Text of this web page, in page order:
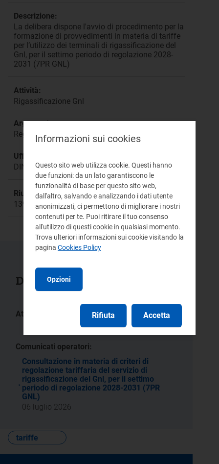
Descrizione:
La delibera dispone l'avvio di procedimento per la
formazione di provvedimenti in materia di tariffe
per l’utilizzo dei terminali di rigassificazione del
Gnl, per il settimo periodo di regolazione 2028-
2031 (7PR GNL)
Attività:
Rigassificazione Gnl
Argomento:
Regolazione tariffaria
Ufficio responsabile:
DINE
Riunione:
1393a
Documenti collegati
Atti:
196/2023/R/gas
Comunicati operatori:
Consultazione in materia di criteri di
regolazione tariffaria del servizio di
rigassificazione del Gnl, per il settimo
periodo di regolazione 2028-2031 (7PR
GNL)
06 luglio 2026
tariffe
Informazioni sui cookies
Questo sito web utilizza cookie. Questi hanno
due funzioni: da un lato garantiscono le
funzionalità di base per questo sito web,
dall'altro, salvando e analizzando i dati utente
anonimizzati, ci permettono di migliorare i nostri
contenuti per te. Puoi ritirare il tuo consenso
all'utilizzo di questi cookie in qualsiasi momento.
Trova ulteriori informazioni sui cookie visitando la
pagina Cookies Policy
Opzioni
Rifiuta Accetta